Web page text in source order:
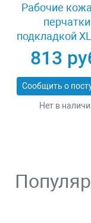
Рабочие
перчатки
подкладкой
МАСТЕР
813
Нет в